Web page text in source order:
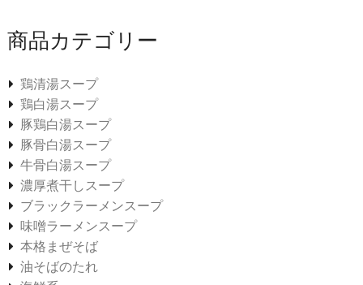
商品カテゴリー
鶏清湯スープ
鶏白湯スープ
豚鶏白湯スープ
豚骨白湯スープ
牛骨白湯スープ
濃厚煮干しスープ
ブラックラーメンスープ
味噌ラーメンスープ
本格まぜそば
油そばのたれ